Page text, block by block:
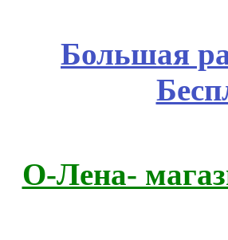
Большая
О-Лена-